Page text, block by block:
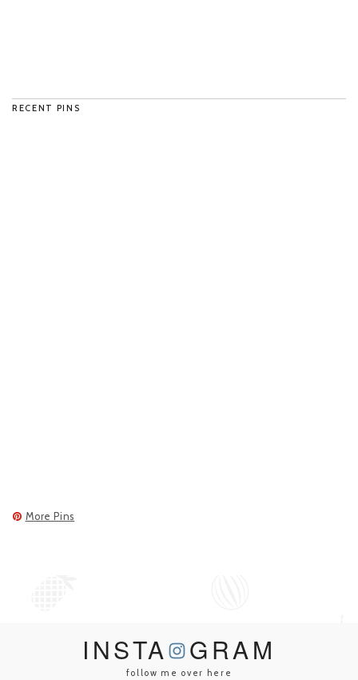
RECENT PINS
More Pins
INSTA GRAM
follow me over here